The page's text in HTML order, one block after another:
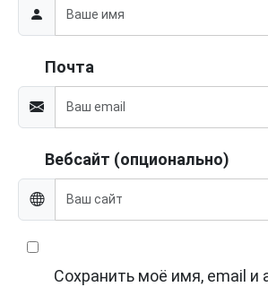
Почта
Вебсайт (опционально)
Сохранить моё имя, email и